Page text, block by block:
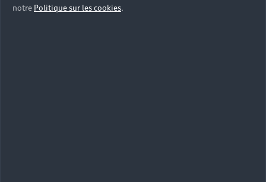
notre Politique sur les cookies.